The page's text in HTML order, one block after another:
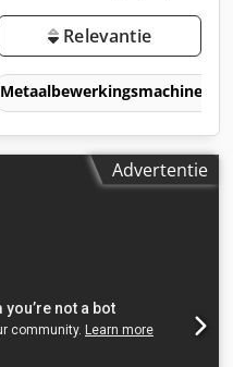
Relevantie
Metaalbewerkingsmachines
Advertentie